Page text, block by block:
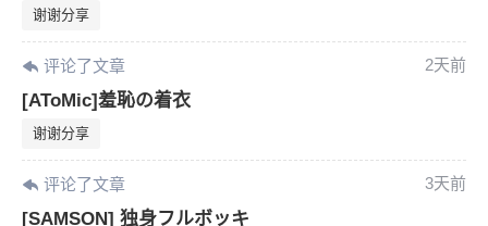
谢谢分享
评论了文章 2天前
[AToMic]羞恥の着衣
谢谢分享
评论了文章 3天前
[SAMSON] 独身フルボッキ